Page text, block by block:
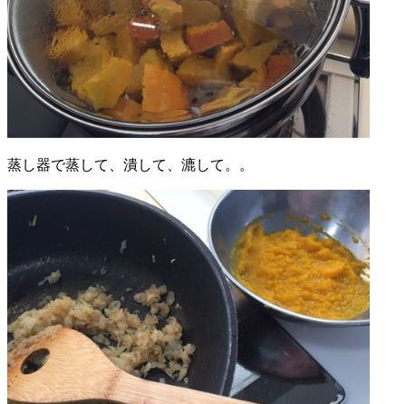
蒸し器で蒸して、潰して、漉して。。